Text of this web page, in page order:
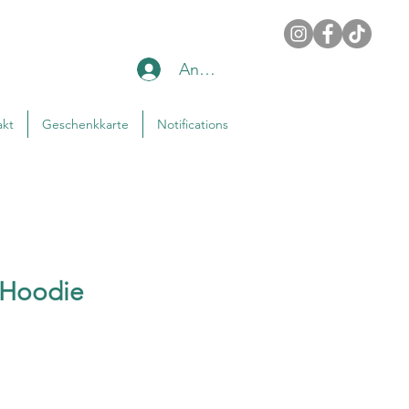
Geschenkkarte Notifications
Anmelden